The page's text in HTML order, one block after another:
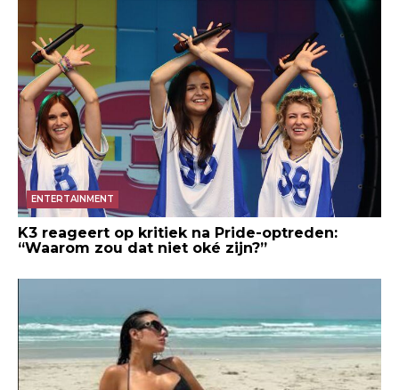
ENTERTAINMENT
K3 reageert op kritiek na Pride-optreden:
“Waarom zou dat niet oké zijn?”